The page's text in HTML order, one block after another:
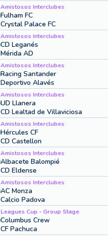
Amistosos Interclubes
Fulham FC
Crystal Palace FC
Amistosos Interclubes
CD Leganés
Mérida AD
Amistosos Interclubes
Racing Santander
Deportivo Alavés
Amistosos Interclubes
UD Llanera
CD Lealtad de Villaviciosa
Amistosos Interclubes
Hércules CF
CD Castellon
Amistosos Interclubes
Albacete Balompié
CD Eldense
Amistosos Interclubes
AC Monza
Calcio Padova
Leagues Cup - Group Stage
Columbus Crew
CF Pachuca